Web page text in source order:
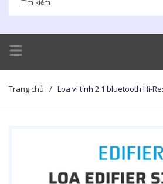
Trang chủ / Loa vi tính 2.1 bluetooth Hi-